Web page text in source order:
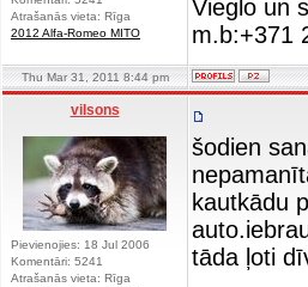
Atrašanās vieta: Rīga
2012 Alfa-Romeo MITO
Vieglo un
m.b:+371
Thu Mar 31, 2011 8:44 pm
vilsons
Pievienojies: 18 Jul 2006
Komentāri: 5241
Atrašanās vieta: Rīga
šodien
kautkādu
tāda ļoti